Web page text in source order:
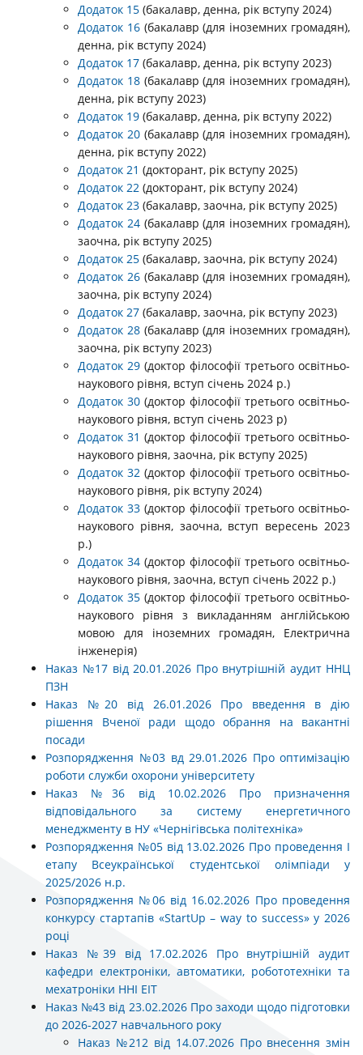
Додаток 15 (бакалавр, денна, рік вступу 2024)
Додаток 16(бакалавр (для іноземних громадян),
денна, рік вступу 2024)
Додаток 17 (бакалавр, денна, рік вступу 2023)
Додаток 18(бакалавр (для іноземних громадян),
денна, рік вступу 2023)
Додаток 19 (бакалавр, денна, рік вступу 2022)
Додаток 20(бакалавр (для іноземних громадян),
денна, рік вступу 2022)
Додаток 21 (докторант, рік вступу 2025)
Додаток 22 (докторант, рік вступу 2024)
Додаток 23 (бакалавр, заочна, рік вступу 2025)
Додаток 24(бакалавр (для іноземних громадян),
заочна, рік вступу 2025)
Додаток 25 (бакалавр, заочна, рік вступу 2024)
Додаток 26(бакалавр (для іноземних громадян),
заочна, рік вступу 2024)
Додаток 27 (бакалавр, заочна, рік вступу 2023)
Додаток 28(бакалавр (для іноземних громадян),
заочна, рік вступу 2023)
Додаток 29 (доктор філософії третього освітньо-
наукового рівня, вступ січень 2024 р.)
Додаток 30 (доктор філософії третього освітньо-
наукового рівня, вступ січень 2023 р)
Додаток 31 (доктор філософії третього освітньо-
наукового рівня, заочна, рік вступу 2025)
Додаток 32 (доктор філософії третього освітньо-
наукового рівня, рік вступу 2024)
Додаток 33 (доктор філософії третього освітньо-
наукового рівня, заочна, вступ вересень 2023
р.)
Додаток 34 (доктор філософії третього освітньо-
наукового рівня, заочна, вступ січень 2022 р.)
Додаток 35 (доктор філософії третього освітньо-
наукового рівня з викладанням англійською
мовою для іноземних громадян, Електрична
інженерія)
Наказ №17 від 20.01.2026 Про внутрішній аудит ННЦ
ПЗН
Наказ №20 від 26.01.2026 Про введення в дію
рішення Вченої ради щодо обрання на вакантні
посади
Розпорядження №03 вд 29.01.2026 Про оптимізацію
роботи служби охорони університету
Наказ №36 від 10.02.2026 Про призначення
відповідального за систему енергетичного
менеджменту в НУ «Чернігівська політехніка»
Розпорядження №05 від 13.02.2026 Про проведення І
етапу Всеукраїнської студентської олімпіади у
2025/2026 н.р.
Розпорядження №06 від 16.02.2026 Про проведення
конкурсу стартапів «StartUp – way to success» у 2026
році
Наказ №39 від 17.02.2026 Про внутрішній аудит
кафедри електроніки, автоматики, робототехніки та
мехатроніки ННІ ЕІТ
Наказ №43 від 23.02.2026 Про заходи щодо підготовки
до 2026-2027 навчального року
Наказ №212 від 14.07.2026 Про внесення змін